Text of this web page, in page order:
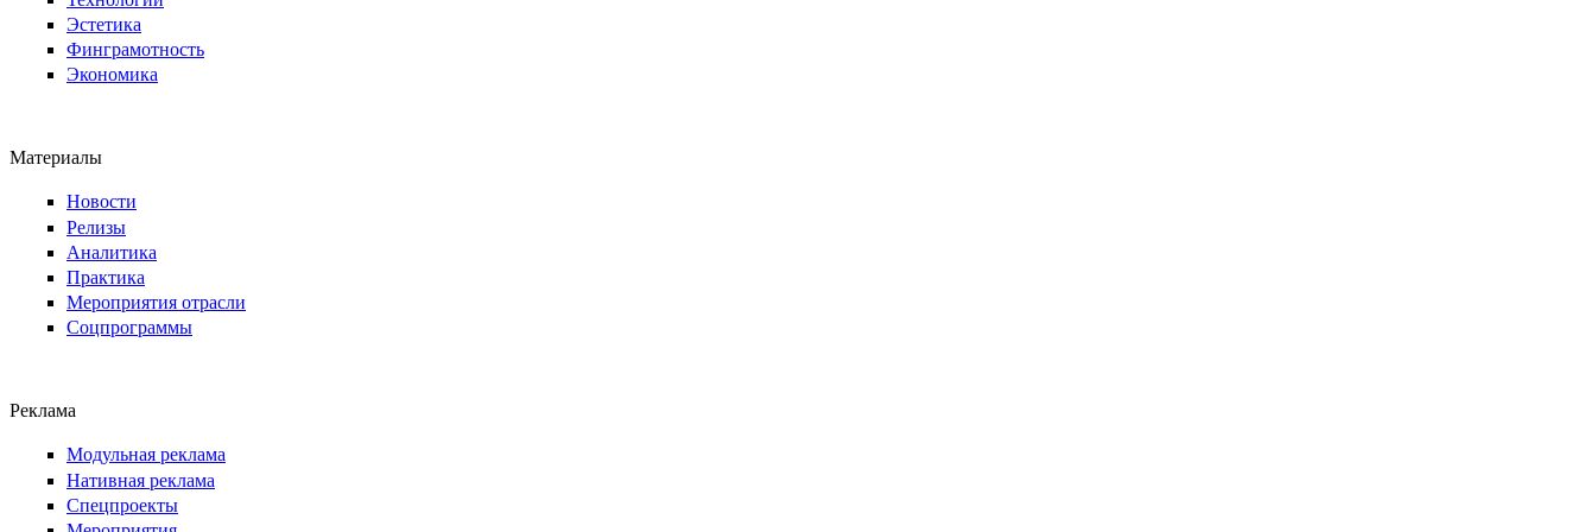
Эстетика
Финграмотность
Экономика
Материалы
Новости
Релизы
Аналитика
Практика
Мероприятия отрасли
Соцпрограммы
Реклама
Модульная реклама
Нативная реклама
Спецпроекты